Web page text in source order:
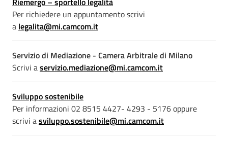
Per richiedere un appuntamento scrivi
a legalita@mi.camcom.it
Servizio di Mediazione - Camera Arbitrale di Milano
Scrivi aservizio.mediazione@mi.camcom.it
Sviluppo sostenibile
Per informazioni 02 8515 4427- 4293 - 5176 oppure
scrivi asviluppo.sostenibile@mi.camcom.it